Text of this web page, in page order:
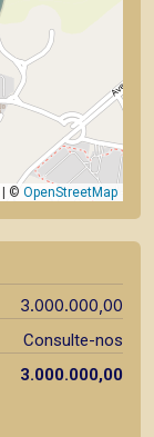
© OpenStreetMap
3.000.000,00
Consulte-nos
3.000.000,00